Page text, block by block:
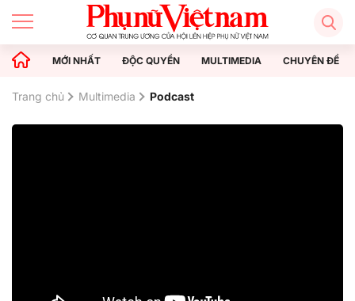
MỚI NHẤT ĐỘC QUYỀN MULTIMEDIA CHUYÊN ĐỀ
Trang chủ Multimedia Podcast